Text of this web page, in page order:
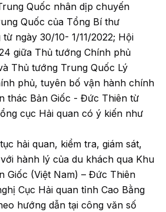
Quốc nhân dịp chuyến
Quốc của Tổng Bí thư
ngày 30/10- 1/11/2022; Hội
giữa Thủ tướng Chính phủ
Thủ tướng Trung Quốc Lý
phủ, tuyên bố vận hành chính
thác Bản Giốc - Đức Thiên từ
cục Hải quan có ý kiến như
hải quan, kiểm tra, giám sát,
hành lý của du khách qua Khu
Giốc (Việt Nam) – Đức Thiên
Cục Hải quan tỉnh Cao Bằng
hướng dẫn tại công văn số